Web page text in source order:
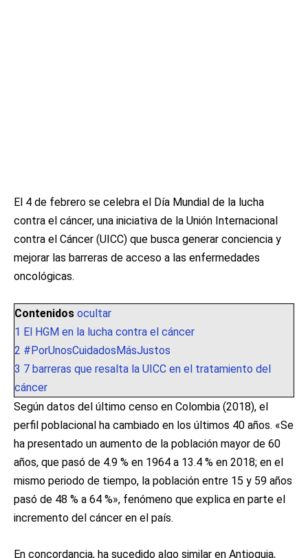
El 4 de febrero se celebra el Día Mundial de la lucha
contra el cáncer, una iniciativa de la Unión Internacional
contra el Cáncer (UICC) que busca generar conciencia y
mejorar las barreras de acceso a las enfermedades
oncológicas.
Contenidos ocultar
1 El HGM en la lucha contra el cáncer
2 #PorUnosCuidadosMásJustos
3 7 barreras que resalta la UICC en el tratamiento del
cáncer
Según datos del último censo en Colombia (2018), el
perfil poblacional ha cambiado en los últimos 40 años. «Se
ha presentado un aumento de la población mayor de 60
años, que pasó de 4.9 % en 1964 a 13.4 % en 2018; en el
mismo periodo de tiempo, la población entre 15 y 59 años
pasó de 48 % a 64 %», fenómeno que explica en parte el
incremento del cáncer en el país.
En concordancia, ha sucedido algo similar en Antioquia,